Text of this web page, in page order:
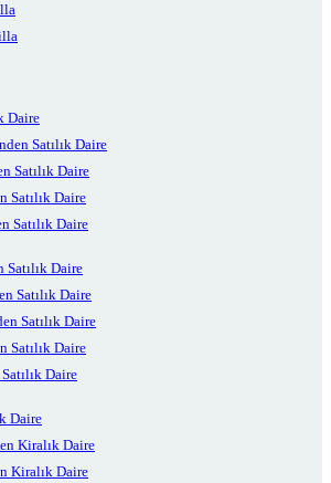
Daire
Satılık Daire
Satılık Daire
Satılık Daire
Satılık Daire
Daire
Satılık Daire
Satılık Daire
Satılık Daire
Daire
Daire
Kiralık Daire
Kiralık Daire